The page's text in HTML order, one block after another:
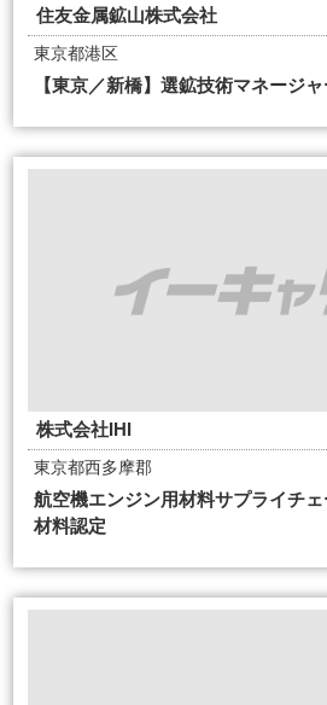
住友金属鉱山株式会社
東京都港区
【東京／新橋】選鉱技術マネージ
株式会社IHI
東京都西多摩郡
航空機エンジン用材料サプライチ
材料認定